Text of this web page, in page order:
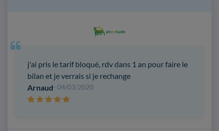
j'ai pris le tarif bloqué, rdv dans 1 an pour faire le
bilan et je verrais si je rechange
Arnaud- 04/03/2020